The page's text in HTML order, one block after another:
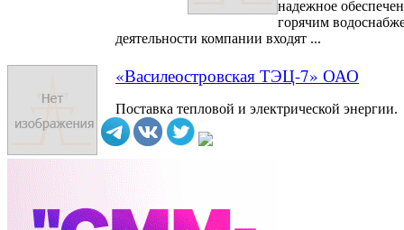
надежное
горячим
деятельности компании входят ...
«Василеостровская ТЭЦ-7» ОАО
Поставка тепловой и электрической энергии.